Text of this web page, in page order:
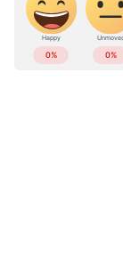
ഇത്
ചേര്‍ത്ത്
ABOUT THE